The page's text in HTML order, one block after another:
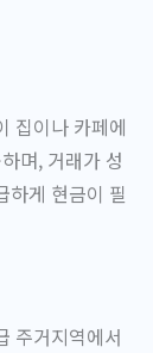
집이나 카페에
며, 거래가 성
하게 현금이 필
주거지역에서